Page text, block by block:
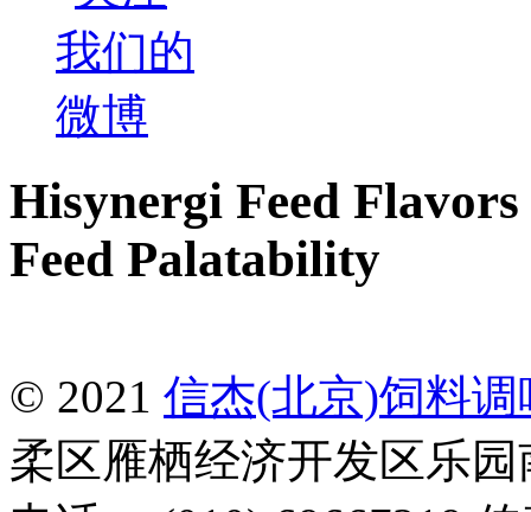
Hisynergi Feed
Feed Palatability
© 2021 信杰(北京)饲料
柔区雁栖经济开发区乐